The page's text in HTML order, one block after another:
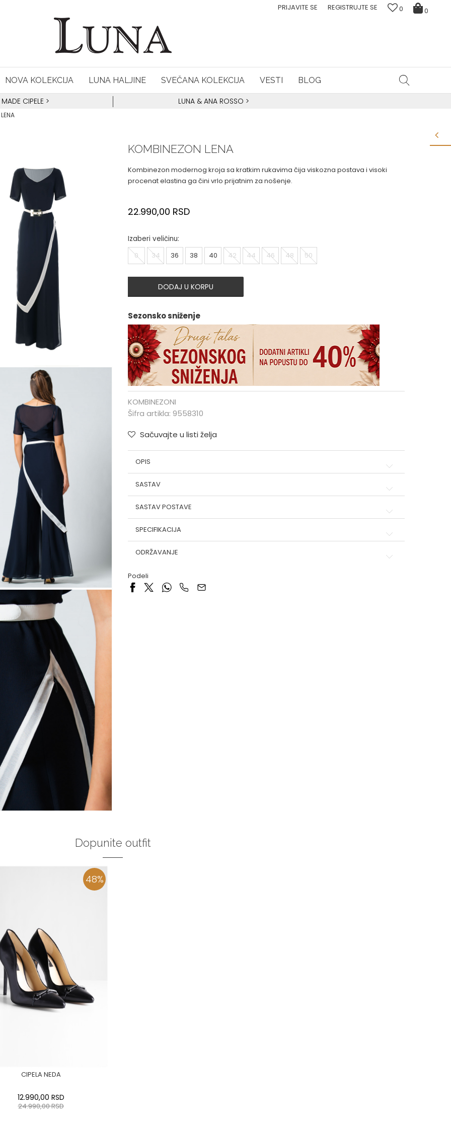
0
0
PRIJAVITE SE REGISTRUJTE SE
NOVA KOLEKCIJA LUNA HALJINE SVEČANA KOLEKCIJA VESTI BLOG
CIPELE > LUNA & ANA ROSSO >
KOMBINEZON LENA
Kombinezon modernog kroja sa kratkim rukavima čija viskozna postava i visoki
procenat elastina ga čini vrlo prijatnim za nošenje.
22.990,00 RSD
Izaberi veličinu:
0
34 36 38 40 42 44 46 48 50
DODAJ U KORPU
Sezonsko sniženje
KOMBINEZONI
Šifra artikla: 9558310
Sačuvajte u listi želja
OPIS
SASTAV
SASTAV POSTAVE
SPECIFIKACIJA
ODRŽAVANJE
Podeli
Dopunite outfit
48%
CIPELA NEDA
12.990,00 RSD
24.990,00RSD